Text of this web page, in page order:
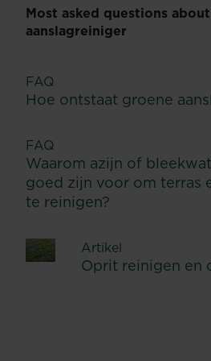
Most asked questions
aanslagreiniger
FAQ
Hoe ontstaat groene
FAQ
Waarom azijn of
goed zijn voor om terras
te reinigen?
Artikel
Oprit reinigen en